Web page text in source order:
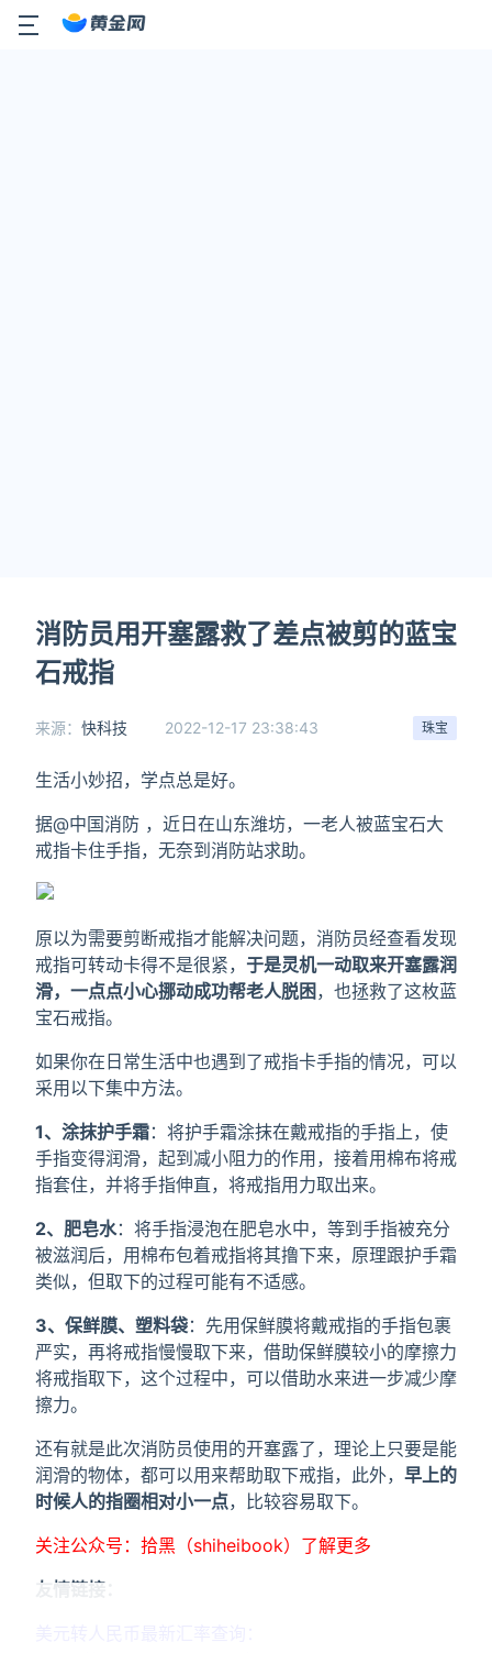
消防员用开塞露救了差点被剪的蓝宝
石戒指
珠宝
来源： 快科技 2022-12-17 23:38:43
生活小妙招，学点总是好。
据@中国消防 ，近日在山东潍坊，一老人被蓝宝石大
戒指卡住手指，无奈到消防站求助。
原以为需要剪断戒指才能解决问题，消防员经查看发现
戒指可转动卡得不是很紧， 于是灵机一动取来开塞露润
滑，一点点小心挪动成功帮老人脱困 ，也拯救了这枚蓝
宝石戒指。
如果你在日常生活中也遇到了戒指卡手指的情况，可以
采用以下集中方法。
1、涂抹护手霜：将护手霜涂抹在戴戒指的手指上，使
手指变得润滑，起到减小阻力的作用，接着用棉布将戒
指套住，并将手指伸直，将戒指用力取出来。
2、肥皂水：将手指浸泡在肥皂水中，等到手指被充分
被滋润后，用棉布包着戒指将其撸下来，原理跟护手霜
类似，但取下的过程可能有不适感。
3、保鲜膜、塑料袋：先用保鲜膜将戴戒指的手指包裹
严实，再将戒指慢慢取下来，借助保鲜膜较小的摩擦力
将戒指取下，这个过程中，可以借助水来进一步减少摩
擦力。
还有就是此次消防员使用的开塞露了，理论上只要是能
润滑的物体，都可以用来帮助取下戒指，此外， 早上的
时候人的指圈相对小一点，比较容易取下。
关注公众号：拾黑（shiheibook）了解更多
友情链接：